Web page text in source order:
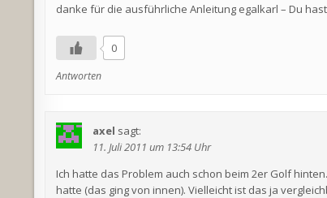
danke für die ausführliche Anleitung egalkarl – Du
0
Antworten
axel sagt:
11. Juli 2011 um 13:54 Uhr
Ich hatte das Problem auch schon beim 2er Golf
hatte (das ging von innen). Vielleicht ist das ja